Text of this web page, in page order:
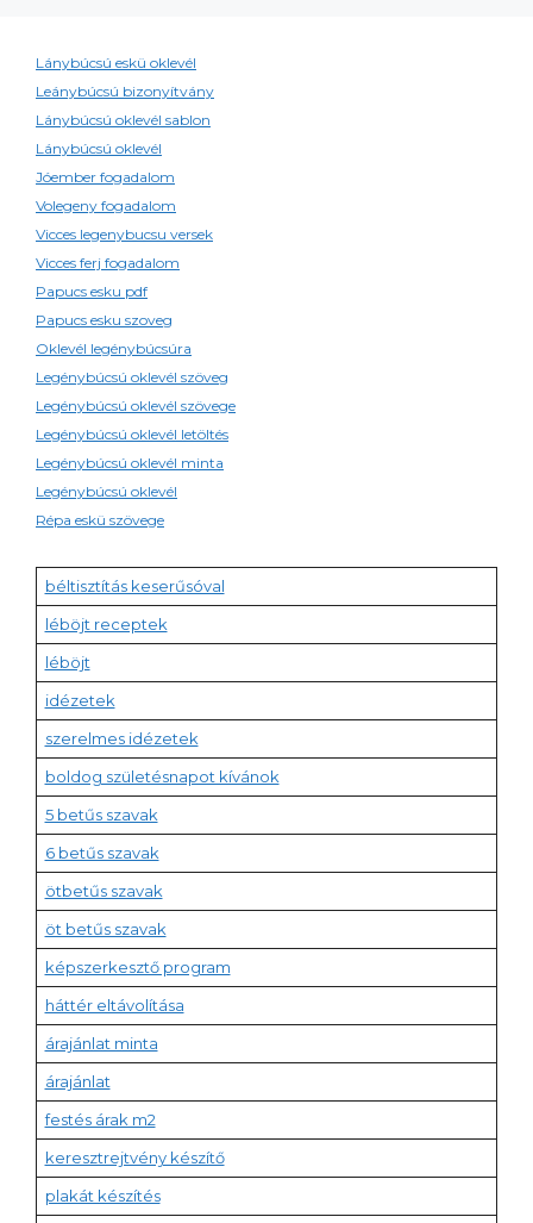
Lánybúcsú eskü oklevél
Leánybúcsú bizonyítvány
Lánybúcsú oklevél sablon
Lánybúcsú oklevél
Jóember fogadalom
Volegeny fogadalom
Vicces legenybucsu versek
Vicces ferj fogadalom
Papucs esku pdf
Papucs esku szoveg
Oklevél legénybúcsúra
Legénybúcsú oklevél szöveg
Legénybúcsú oklevél szövege
Legénybúcsú oklevél letöltés
Legénybúcsú oklevél minta
Legénybúcsú oklevél
Répa eskü szövege
béltisztítás keserűsóval
léböjt receptek
léböjt
idézetek
szerelmes idézetek
boldog születésnapot kívánok
5 betűs szavak
6 betűs szavak
ötbetűs szavak
öt betűs szavak
képszerkesztő program
háttér eltávolítása
árajánlat minta
árajánlat
festés árak m2
keresztrejtvény készítő
plakát készítés